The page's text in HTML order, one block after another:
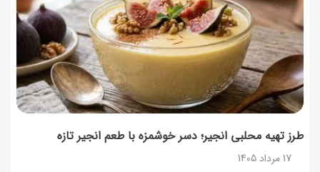
طرز تهیه محلبی انجیر؛ دسر خوشمزه با طعم انجیر تازه
17 مرداد 1405